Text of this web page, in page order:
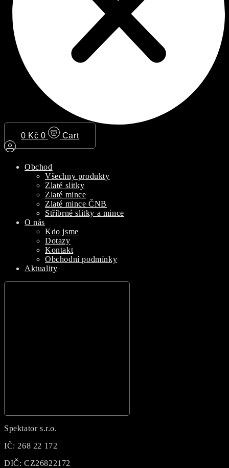
0 Kč 0 Cart
Obchod
Všechny produkty
Zlaté slitky
Zlaté mince
Zlaté mince ČNB
Stříbrné slitky a mince
O nás
Kdo jsme
Dotazy
Kontakt
Obchodní podmínky
Aktuality
Spektator s.r.o.
IČ: 268 22 172
DIČ: CZ26822172